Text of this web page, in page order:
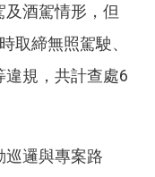
酒駕情形，但
取締無照駕駛、
違規，共計查處6
巡邏與專案路